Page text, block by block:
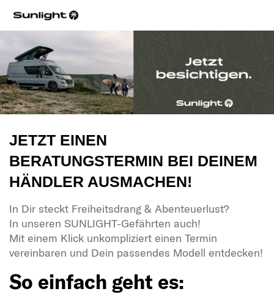
JETZT EINEN
BERATUNGSTERMIN BEI DEINEM
HÄNDLER AUSMACHEN!
In Dir steckt Freiheitsdrang & Abenteuerlust?
In unseren SUNLIGHT-Gefährten auch!
Mit einem Klick unkompliziert einen Termin
vereinbaren und Dein passendes Modell entdecken!
So einfach geht es: